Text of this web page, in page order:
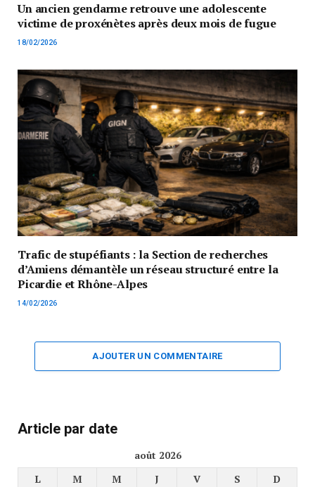
Un ancien gendarme retrouve une adolescente
victime de proxénètes après deux mois de fugue
18/02/2026
Trafic de stupéfiants : la Section de recherches
d’Amiens démantèle un réseau structuré entre la
Picardie et Rhône-Alpes
14/02/2026
AJOUTER UN COMMENTAIRE
Article par date
août 2026
L
M M J V S
D